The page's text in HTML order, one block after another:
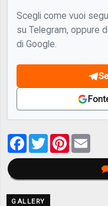
Scegli come vuoi
su Telegram, oppure
di Google.
Facebook
TwitterPinterest
GALLERY